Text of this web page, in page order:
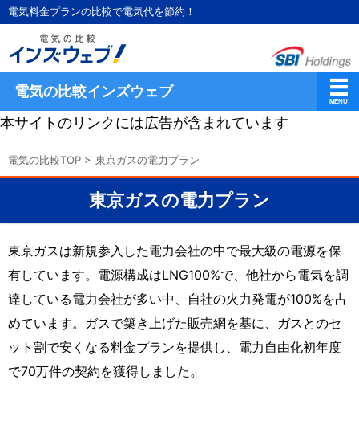
電気料金プランの比較で電気代を節約！
電気の比較インズウェブ
本サイトのリンクには広告が含まれています
電気の比較TOP > 東京ガスの電力プラン
東京ガスの電力プラン
東京ガスは新規参入した電力会社の中で最大級の電源を保
有しています。電源構成はLNG100%で、他社から電気を調
達している電力会社が多い中、自社の火力発電が100%を占
めています。ガスで築き上げた販売網を基に、ガスとのセ
ット割で安くなる料金プランを提供し、電力自由化初年度
で70万件の契約を獲得しました。